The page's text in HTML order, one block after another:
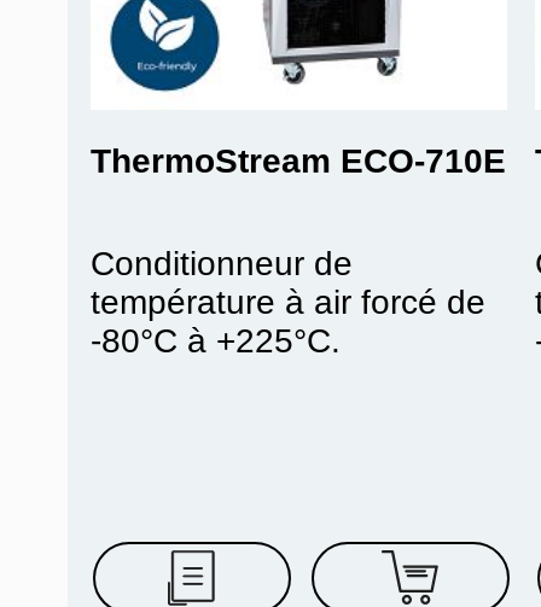
ThermoStream ECO-710E
Conditionneur de
température à air forcé de
-80°C à +225°C.